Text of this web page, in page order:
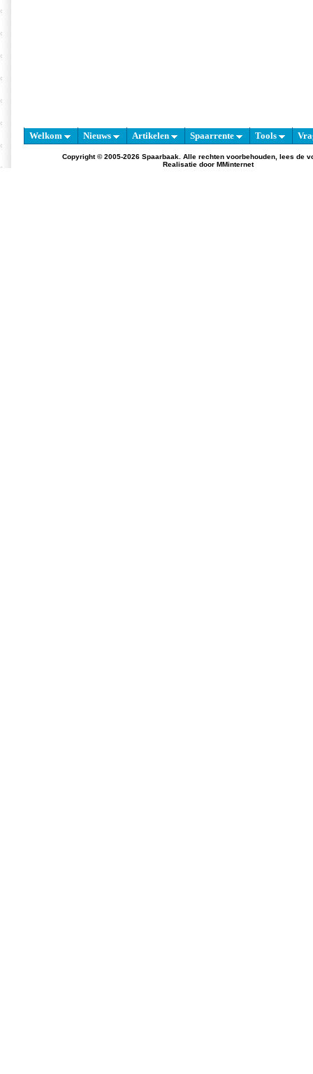
Welkom Nieuws Artikelen Spaarrente Tools
Copyright © 2005-2026 Spaarbaak. Alle rechten voorbehouden, lees de
Realisatie door MMinternet